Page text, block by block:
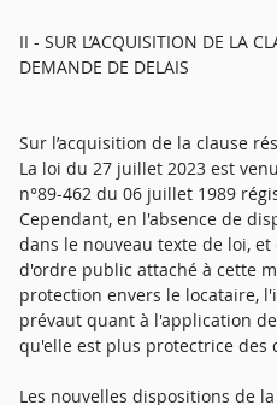
II - SUR L’ACQUISITION DE LA
DEMANDE DE DELAIS
Sur l’acquisition de la clause
La loi du 27 juillet 2023 est
n°89-462 du 06 juillet 1989
Cependant, en l'absence de
dans le nouveau texte de loi,
d'ordre public attaché à cette
protection envers le locataire,
prévaut quant à l'application
qu'elle est plus protectrice des
Les nouvelles dispositions de